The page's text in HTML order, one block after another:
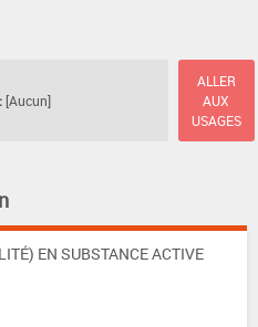
[Aucun]
ALLER
AUX
USAGES
EN SUBSTANCE ACTIVE